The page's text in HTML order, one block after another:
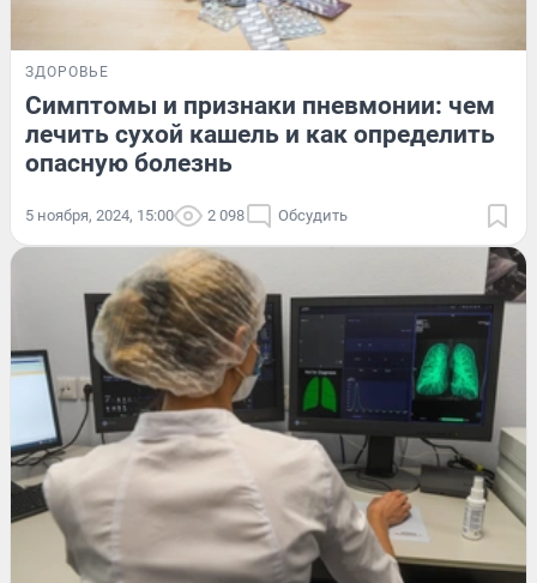
ЗДОРОВЬЕ
Симптомы и признаки пневмонии: чем
лечить сухой кашель и как определить
опасную болезнь
5 ноября, 2024, 15:00 2 098 Обсудить